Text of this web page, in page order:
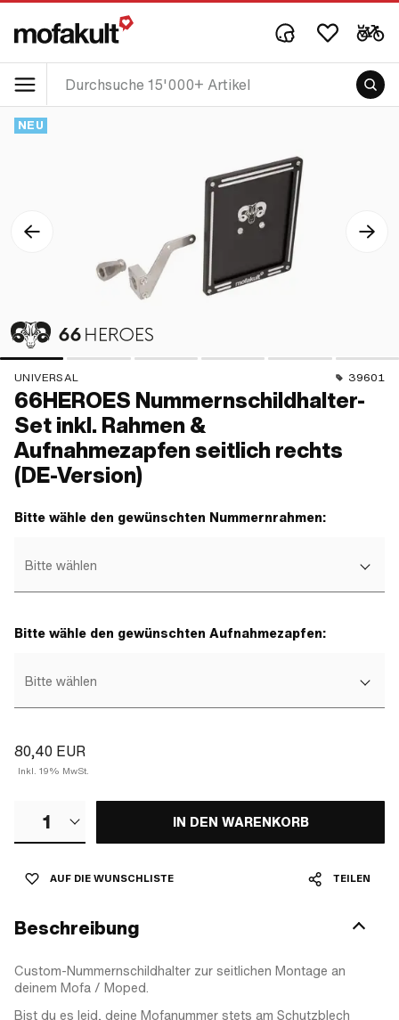
NEU
UNIVERSAL 39601
66HEROES Nummernschildhalter-
Set inkl. Rahmen &
Aufnahmezapfen seitlich rechts
(DE-Version)
Bitte wähle den gewünschten Nummernrahmen:
Bitte wählen
Bitte wähle den gewünschten Aufnahmezapfen:
Bitte wählen
80,40 EUR
Inkl. 19% MwSt.
1 IN DEN WARENKORB
AUF DIE WUNSCHLISTE TEILEN
Beschreibung
Custom-Nummernschildhalter zur seitlichen Montage an
deinem Mofa / Moped.
Bist du es leid, deine Mofanummer stets am Schutzblech